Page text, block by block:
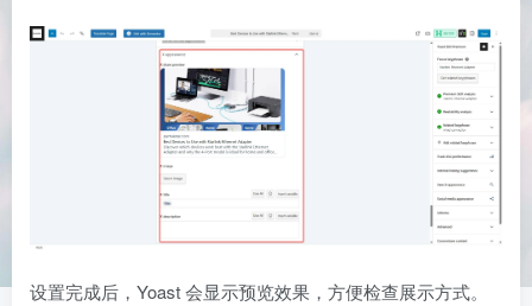
设置完成后，Yoast 会显示预览效果，方便检查展示方式。